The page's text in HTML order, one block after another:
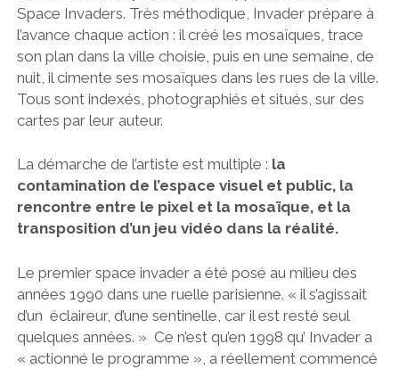
Space Invaders. Très méthodique, Invader prépare à
l’avance chaque action : il créé les mosaïques, trace
son plan dans la ville choisie, puis en une semaine, de
nuit, il cimente ses mosaïques dans les rues de la ville.
Tous sont indexés, photographiés et situés, sur des
cartes par leur auteur.
La démarche de l’artiste est multiple : la
contamination de l’espace visuel et public, la
rencontre entre le pixel et la mosaïque, et la
transposition d’un jeu vidéo dans la réalité.
Le premier space invader a été posé au milieu des
années 1990 dans une ruelle parisienne. « il s’agissait
d’un éclaireur, d’une sentinelle, car il est resté seul
quelques années. » Ce n’est qu’en 1998 qu’ Invader a
« actionné le programme », a réellement commencé